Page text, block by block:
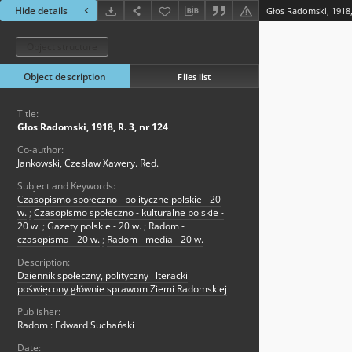
Hide details Głos Radomski,
Object description Files list
Title:
Głos Radomski, 1918, R. 3, nr 124
Co-author:
Jankowski, Czesław Xawery. Red.
Subject and Keywords:
Czasopismo społeczno - polityczne polskie - 20
w. ; Czasopismo społeczno - kulturalne polskie -
20 w. ; Gazety polskie - 20 w. ; Radom -
czasopisma - 20 w. ; Radom - media - 20 w.
Description:
Dziennik społeczny, polityczny i lteracki
poświęcony głównie sprawom Ziemi Radomskiej
Publisher:
Radom : Edward Suchański
Date: